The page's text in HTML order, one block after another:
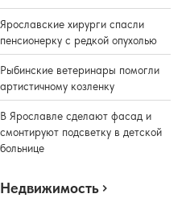
Ярославские хирурги спасли
пенсионерку с редкой опухолью
Рыбинские ветеринары помогли
артистичному козленку
В Ярославле сделают фасад и
смонтируют подсветку в детской
больнице
Недвижимость